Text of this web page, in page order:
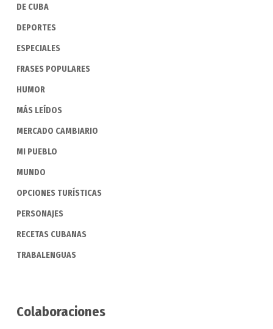
DE CUBA
DEPORTES
ESPECIALES
FRASES POPULARES
HUMOR
MÁS LEÍDOS
MERCADO CAMBIARIO
MI PUEBLO
MUNDO
OPCIONES TURÍSTICAS
PERSONAJES
RECETAS CUBANAS
TRABALENGUAS
Colaboraciones